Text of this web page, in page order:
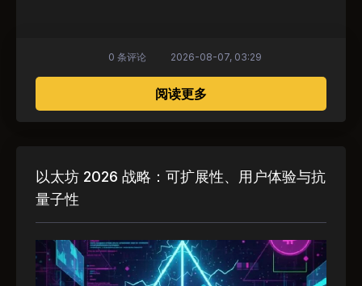
阅读更多关于 不丹政府选择质押以
0 条评论 2026-08-07, 03:29
以太坊 2026 战略：可扩展性、用户体验与抗
量子性